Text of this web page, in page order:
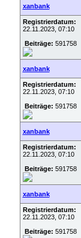
xanbank
Registrierdatum:
22.11.2023, 07:10
Beiträge: 591758
xanbank
Registrierdatum:
22.11.2023, 07:10
Beiträge: 591758
xanbank
Registrierdatum:
22.11.2023, 07:10
Beiträge: 591758
xanbank
Registrierdatum:
22.11.2023, 07:10
Beiträge: 591758